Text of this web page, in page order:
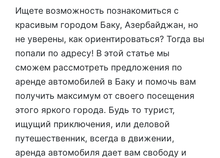
Ищете возможность познакомиться с
красивым городом Баку, Азербайджан, но
не уверены, как ориентироваться? Тогда вы
попали по адресу! В этой статье мы
сможем рассмотреть предложения по
аренде автомобилей в Баку и помочь вам
получить максимум от своего посещения
этого яркого города. Будь то турист,
ищущий приключения, или деловой
путешественник, всегда в движении,
аренда автомобиля дает вам свободу и